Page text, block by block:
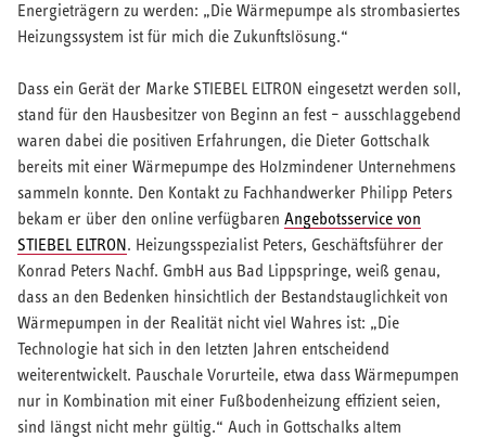
Energieträgern zu werden: „Die Wärmepumpe als strombasiertes
Heizungssystem ist für mich die Zukunftslösung.“
Dass ein Gerät der Marke STIEBEL ELTRON eingesetzt werden soll,
stand für den Hausbesitzer von Beginn an fest – ausschlaggebend
waren dabei die positiven Erfahrungen, die Dieter Gottschalk
bereits mit einer Wärmepumpe des Holzmindener Unternehmens
sammeln konnte. Den Kontakt zu Fachhandwerker Philipp Peters
bekam er über den online verfügbaren Angebotsservice von
STIEBEL ELTRON. Heizungsspezialist Peters, Geschäftsführer der
Konrad Peters Nachf. GmbH aus Bad Lippspringe, weiß genau,
dass an den Bedenken hinsichtlich der Bestandstauglichkeit von
Wärmepumpen in der Realität nicht viel Wahres ist: „Die
Technologie hat sich in den letzten Jahren entscheidend
weiterentwickelt. Pauschale Vorurteile, etwa dass Wärmepumpen
nur in Kombination mit einer Fußbodenheizung effizient seien,
sind längst nicht mehr gültig.“ Auch in Gottschalks altem